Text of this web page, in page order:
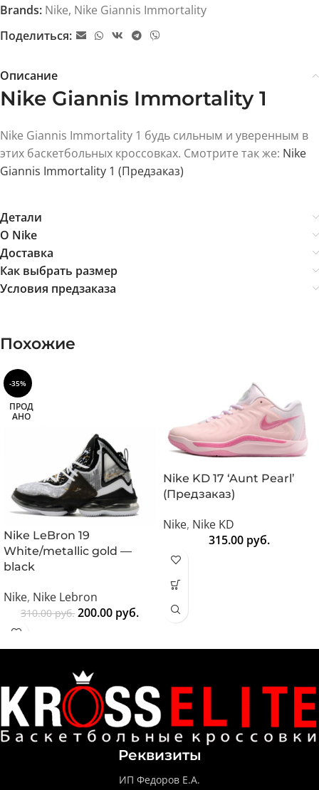
Brands: Nike, Nike Giannis Immortality
Поделиться:
Описание
Nike Giannis Immortality 1
Nike Giannis Immortality 1 будь сильным и уверенным в
этих баскетбольных кроссовках. Смотрите так же: Nike
Giannis Immortality 1 (Предзаказ)
Детали
О Nike
Доставка
Как выбрать размер
Условия предзаказа
Похожие
-35%
ПРОД
АНО
Nike LeBron 19
White/metallic gold —
black
Nike, Nike Lebron
310.00руб. 200.00 руб.
Nike KD 17 ‘Aunt Pearl’
(Предзаказ)
Nike, Nike KD
315.00 руб.
Реквизиты
ИП Федоров Е.А.